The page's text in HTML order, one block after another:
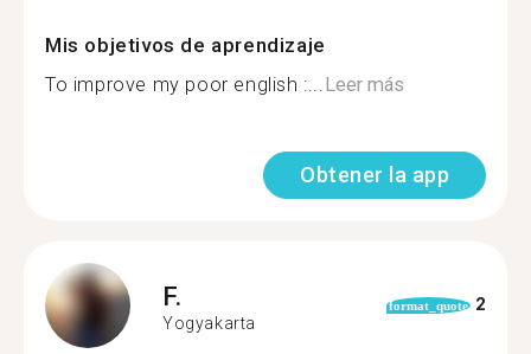
Mis objetivos de aprendizaje
To improve my poor english :... Leer más
Obtener la app
F.
Yogyakarta
format_quote 2